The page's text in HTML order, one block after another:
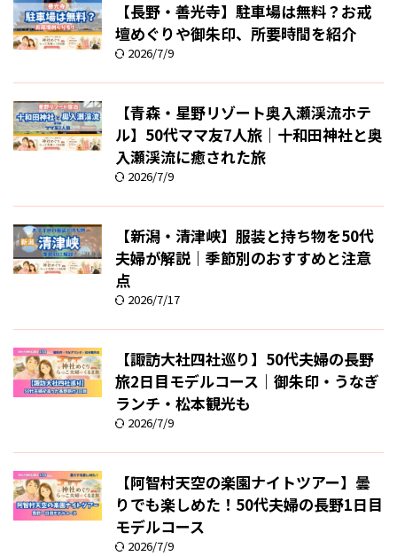
【長野・善光寺】駐車場は無料？お戒
壇めぐりや御朱印、所要時間を紹介
2026/7/9
【青森・星野リゾート奥入瀬渓流ホテ
ル】50代ママ友7人旅｜十和田神社と奥
入瀬渓流に癒された旅
2026/7/9
【新潟・清津峡】服装と持ち物を50代
夫婦が解説｜季節別のおすすめと注意
点
2026/7/17
【諏訪大社四社巡り】50代夫婦の長野
旅2日目モデルコース｜御朱印・うなぎ
ランチ・松本観光も
2026/7/9
【阿智村天空の楽園ナイトツアー】曇
りでも楽しめた！50代夫婦の長野1日目
モデルコース
2026/7/9